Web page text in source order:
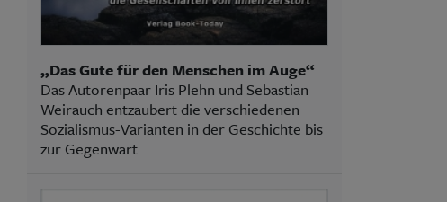
„Das Gute für den Menschen im Auge“
Das Autorenpaar Iris Plehn und Sebastian
Weirauch entzaubert die verschiedenen
Sozialismus-Varianten in der Geschichte bis
zur Gegenwart